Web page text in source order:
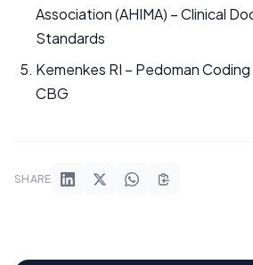
Association (AHIMA) – Clinical
Standards
Kemenkes RI – Pedoman
CBG
SHARE